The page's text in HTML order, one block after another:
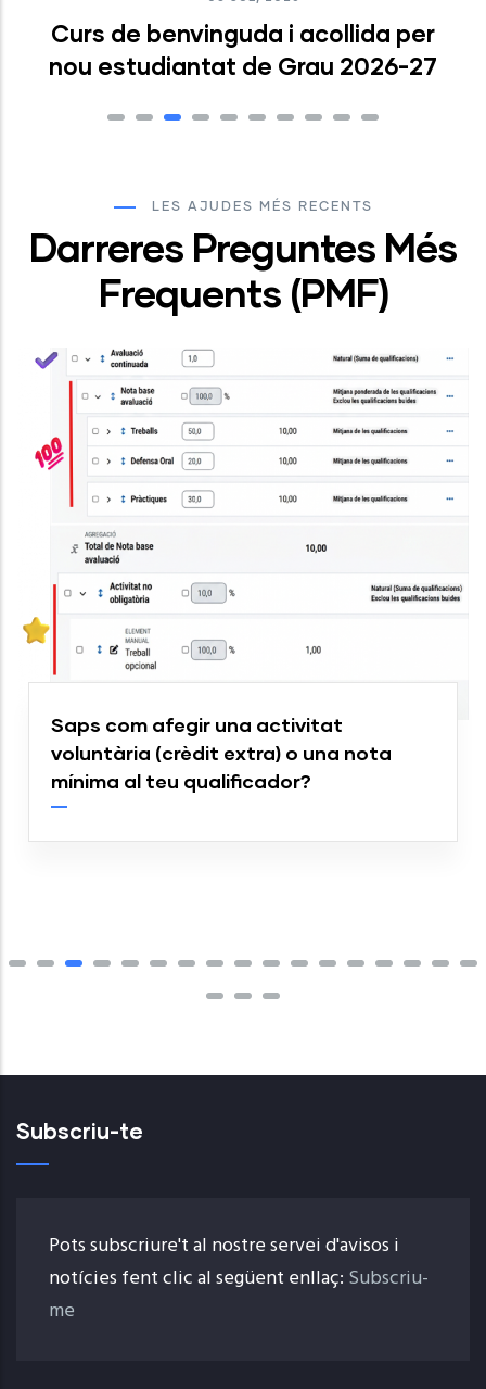
Curs de benvinguda i acollida per
nou estudiantat de Grau 2026-27
LES AJUDES MÉS RECENTS
Darreres Preguntes Més
Frequents (PMF)
Saps com afegir una activitat
voluntària (crèdit extra) o una nota
mínima al teu qualificador?
Subscriu-te
Pots subscriure't al nostre servei d'avisos i
notícies fent clic al següent enllaç: Subscriu-
me